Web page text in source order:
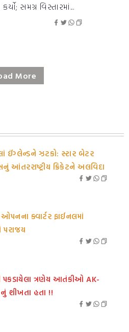
સમગ્ર વિસ્તારમાં...
More
ઈંગ્લેન્ડને ઝટકો: સ્ટાર બેટર
ક્રિકેટને અલવિદા
ક્વાર્ટર ફાઈનલમાં
પરાજય
પકડાયેલા ત્રણેય આતંકીઓ AK-
શીખતા હતા !!